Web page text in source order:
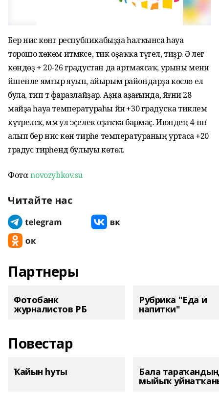
Бер нисә көнгә республикабыҙҙа һалҡынса һауа
торошо хөкөм итмәксе, тик оҙаҡҡа түгел, тиҙәр. Ә әлегә
көндөҙ + 20-26 градустан да артмаясаҡ, урыны менән
йәшенле ямғыр яуып, айырым райондарҙа көслө ел
була, тип тә фаразлайҙар. Аҙна аҙағында, йәғни 28
майҙа һауа температураһы йәнә +30 градусҡа тиклем
күтәреләсәк, әммә ул эҫелек оҙаҡҡа бармаҫ. Июндең 4-нән
алып бер нисә көн тирәһе температураның уртаса +20
градус тирәһендә булыуы көтөлә.
Фото:novozybkov.su
Читайте нас
Партнеры
Фотобанк
журналистов РБ
Рубрика "Еда и
напитки"
Повестар
Ҡайын һуты Бала тараҡандың
мыйыҡ